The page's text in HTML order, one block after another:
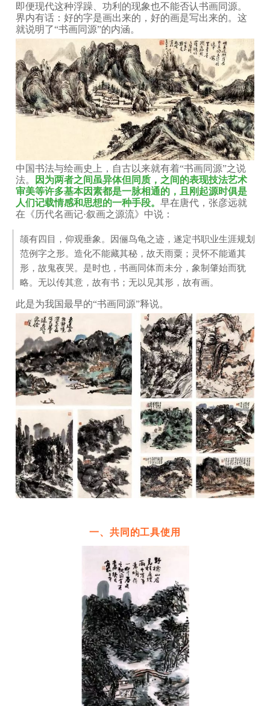
即便现代这种浮躁、功利的现象也不能否认书画同源。
界内有话：好的字是画出来的，好的画是写出来的。这
就说明了“书画同源”的内涵。
中国书法与绘画史上，自古以来就有着“书画同源”之说
法。
因为两者之间虽异体但同质，之间的表现技法艺术
审美等许多基本因素都是一脉相通的，且刚起源时俱是
人们记载情感和思想的一种手段。 早在唐代，张彦远就
在《历代名画记·叙画之源流》中说：
颉有四目，仰观垂象。因俪鸟龟之迹，遂定书职业生涯规划
范例字之形。造化不能藏其秘，故天雨粟；灵怀不能遁其
形，故鬼夜哭。是时也，书画同体而未分，象制肇始而犹
略。无以传其意，故有书；无以见其形，故有画。
此是为我国最早的“书画同源”释说。
一、共同的工具使用